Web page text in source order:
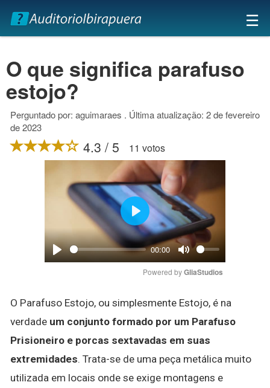
×
☰
O que significa parafuso
estojo?
Perguntado por: aguimaraes . Última atualização: 2 de fevereiro
de 2023
4.3 / 5 11 votos
Play
00:00
Mute
Play
Powered by GliaStudios
O Parafuso Estojo, ou simplesmente Estojo, é na
verdade um conjunto formado por um Parafuso
Prisioneiro e porcas sextavadas em suas
extremidades. Trata-se de uma peça metálica muito
utilizada em locais onde se exige montagens e